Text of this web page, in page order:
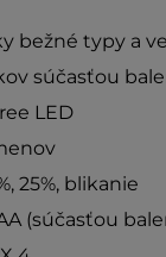
bežné typy a
súčasťou
LED
25%, blikanie
(súčasťou